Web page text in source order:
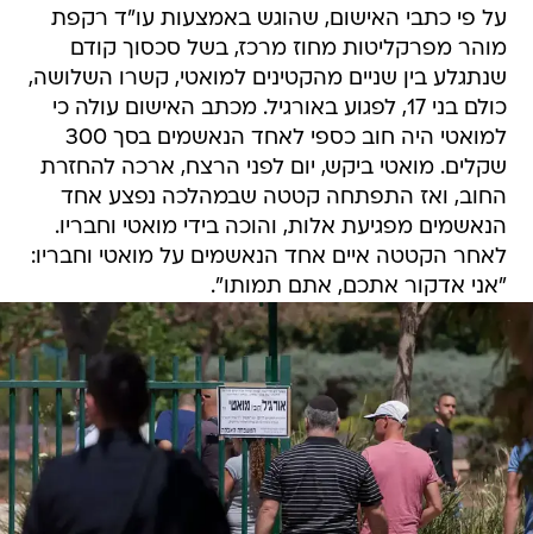
על פי כתבי האישום, שהוגש באמצעות עו"ד רקפת
מוהר מפרקליטות מחוז מרכז, בשל סכסוך קודם
שנתגלע בין שניים מהקטינים למואטי, קשרו השלושה,
כולם בני 17, לפגוע באורגיל. מכתב האישום עולה כי
למואטי היה חוב כספי לאחד הנאשמים בסך 300
שקלים. מואטי ביקש, יום לפני הרצח, ארכה להחזרת
החוב, ואז התפתחה קטטה שבמהלכה נפצע אחד
הנאשמים מפגיעת אלות, והוכה בידי מואטי וחבריו.
לאחר הקטטה איים אחד הנאשמים על מואטי וחבריו:
"אני אדקור אתכם, אתם תמותו".